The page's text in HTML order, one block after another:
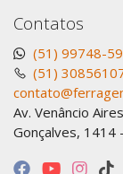
Contatos
(51) 99748-
(51)
Av. Venâncio
Gonçalves, 1414